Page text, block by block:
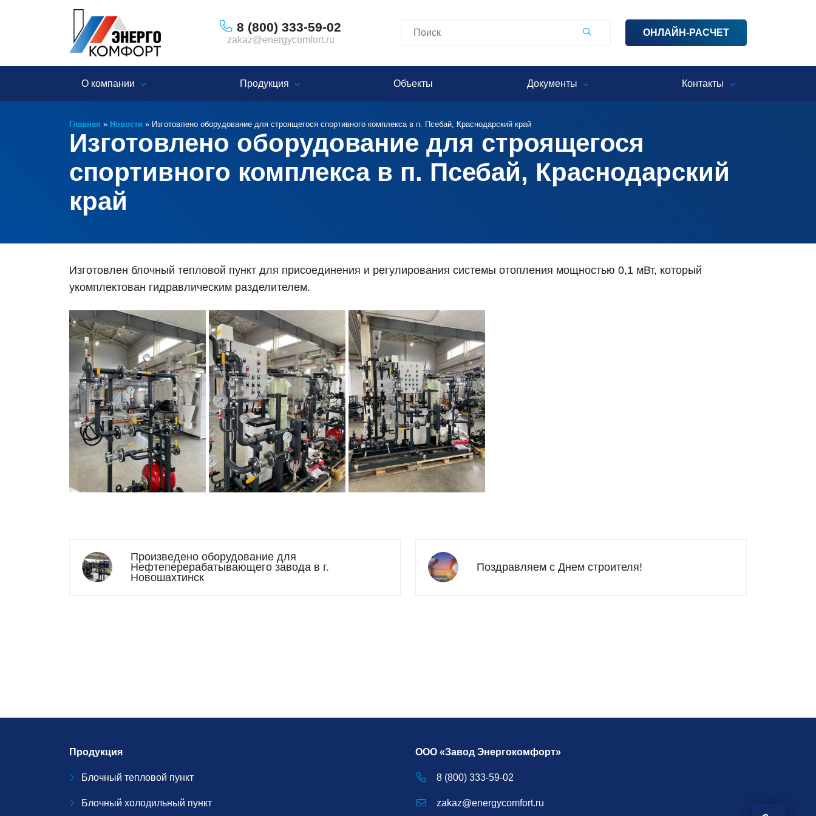
8 (800) 333-59-02
zakaz@energycomfort.ru
ОНЛАЙН-РАСЧЕТ
О компании Продукция Объекты Документы Контакты
Главная » Новости » Изготовлено оборудование для строящегося спортивного комплекса в п. Псебай, Краснодарский край
Изготовлено оборудование для строящегося
спортивного комплекса в п. Псебай, Краснодарский
край
Изготовлен блочный тепловой пункт для присоединения и регулирования системы отопления мощностью 0,1 мВт, который
укомплектован гидравлическим разделителем.
Произведено оборудование для
Нефтеперерабатывающего завода в г.
Новошахтинск
Поздравляем с Днем строителя!
Продукция
Блочный тепловой пункт
Блочный холодильный пункт
ООО «Завод Энергокомфорт»
8 (800) 333-59-02
zakaz@energycomfort.ru